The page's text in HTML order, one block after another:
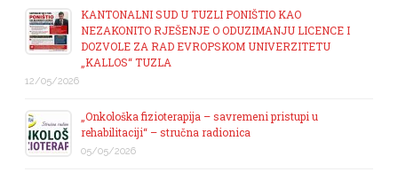
KANTONALNI SUD U TUZLI PONIŠTIO KAO
NEZAKONITO RJEŠENJE O ODUZIMANJU LICENCE I
DOZVOLE ZA RAD EVROPSKOM UNIVERZITETU
„KALLOS“ TUZLA
12/05/2026
„Onkološka fizioterapija – savremeni pristupi u
rehabilitaciji“ – stručna radionica
05/05/2026